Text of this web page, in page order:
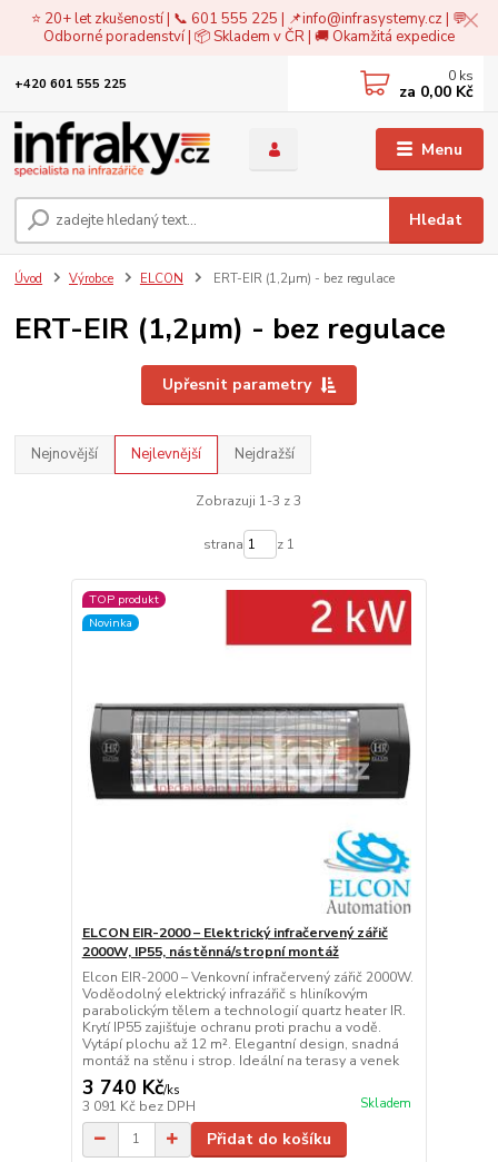
⭐ 20+ let zkušeností | 📞 601 555 225 | 📌info@infrasystemy.cz| 💬
Odborné poradenství | 📦 Skladem v ČR | 🚚 Okamžitá expedice
Menu
Hledat
+420 601 555 225 0 ks
za 0,00 Kč
Úvod Výrobce ELCON ERT-EIR (1,2µm) - bez regulace
ERT-EIR (1,2µm) - bez regulace
Upřesnit parametry
Nejnovější Nejlevnější Nejdražší
Zobrazuji 1-3 z 3
strana z 1
TOP produkt
Novinka
ELCON EIR-2000 – Elektrický infračervený zářič
2000W, IP55, nástěnná/stropní montáž
Elcon EIR-2000 – Venkovní infračervený zářič 2000W.
Voděodolný elektrický infrazářič s hliníkovým
parabolickým tělem a technologií quartz heater IR.
Krytí IP55 zajišťuje ochranu proti prachu a vodě.
Vytápí plochu až 12 m². Elegantní design, snadná
montáž na stěnu i strop. Ideální na terasy a venek
3 740 Kč/ks
3 091 Kč bez DPH Skladem
Přidat do košíku